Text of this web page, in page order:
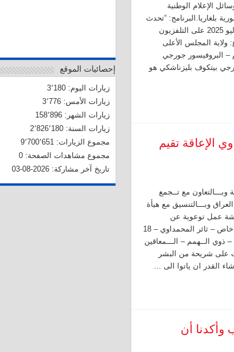
الإعلام الوطنية
بلغاريا.البرنامج: “تحدث
الآن” – تم بثه بتاريخ 12 يوليو 2025 على التلفزيون
ولاية المجلس الأعلى
– البروفيسور جورجي
بيتكوف بليزناشكي هو
الإعاقة تقيم
وبـــالتعاون مع تــجمع
وبـــالتنسيق مع هيأة
عمل توعوية عن
الإعاقة.. الغربية – بغداد – خاص – ثائر المحمداوي – 18
الإعاقة – ذوي الــهمم – الـــمعاقين
على شريحة من البشر
القدر ان ياتوا الى …
وأكدنا أن
إحصائيات الموقع
زيارات اليوم: 3٬180
زيارات الأمس: 3٬776
زيارات الشهر: 158٬896
زيارات السنة: 2٬826٬180
مجموع الزيارات: 9٬700٬651
مجموع مشاهدات الصفحة: 0
تاريخ آخر مشاركة: 2026-08-03